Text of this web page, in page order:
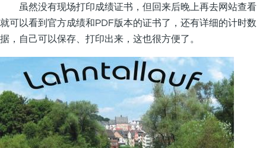
虽然没有现场打印成绩证书，但回来后晚上再去网站查看
就可以看到官方成绩和PDF版本的证书了，还有详细的计时数
据，自己可以保存、打印出来，这也很方便了。